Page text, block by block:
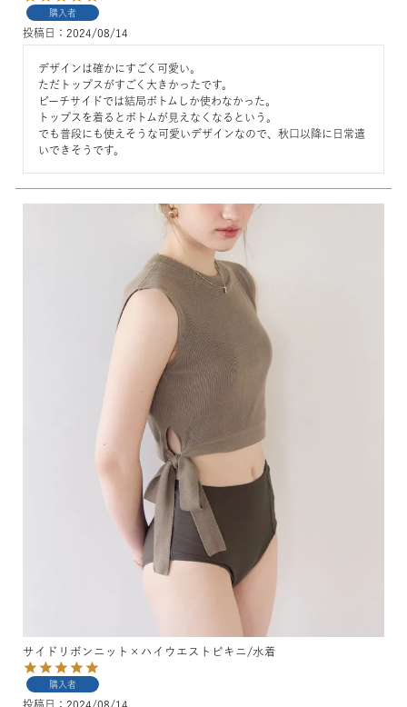
購入者
投稿日 2024/08/14
デザインは確かにすごく可愛い。
ただトップスがすごく大きかったです。
ビーチサイドでは結局ボトムしか使わなかった。
トップスを着るとボトムが見えなくなるという。
でも普段にも使えそうな可愛いデザインなので、秋口以降に日常遣
いできそうです。
サイドリボンニット×ハイウエストビキニ/水着
購入者
投稿日 2024/08/14